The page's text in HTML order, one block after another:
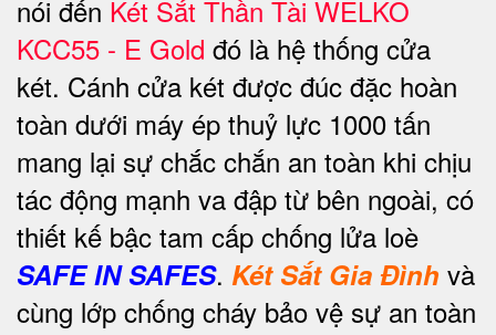
nói đến Két Sắt Thần Tài WELKO
KCC55 - E Gold đó là hệ thống cửa
két. Cánh cửa két được đúc đặc hoàn
toàn dưới máy ép thuỷ lực 1000 tấn
mang lại sự chắc chắn an toàn khi chịu
tác động mạnh va đập từ bên ngoài, có
thiết kế bậc tam cấp chống lửa loè
SAFE IN SAFES. Két Sắt Gia Đình và
cùng lớp chống cháy bảo vệ sự an toàn